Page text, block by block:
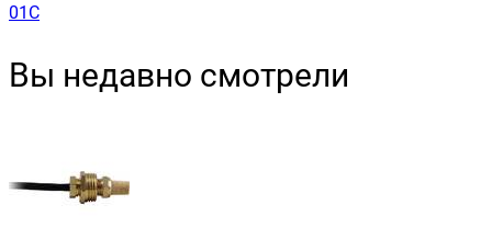
01C
Вы недавно смотрели